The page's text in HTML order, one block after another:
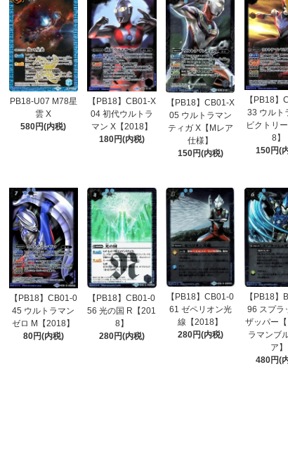
PB18-U07 M78星
雲 X
580円(内税)
【PB18】CB01-X
04 初代ウルトラ
マン X【2018】
180円(内税)
【PB18】CB01-X
05 ウルトラマン
ティガ X【Mレア
仕様】
150円(内税)
【PB18】
33 ウルト
ビクトリ
8】
150円(
【PB18】CB01-0
45 ウルトラマン
ゼロ M【2018】
80円(内税)
【PB18】CB01-0
56 光の国 R【201
8】
280円(内税)
【PB18】CB01-0
61 ゼペリオン光
線【2018】
280円(内税)
【PB18】
96 スプラ
ザッパー【
ラマンブ
ア】
480円(